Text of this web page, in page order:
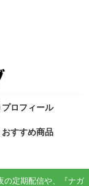
プロフィール
おすすめ商品
の定期配信や、『ナガ